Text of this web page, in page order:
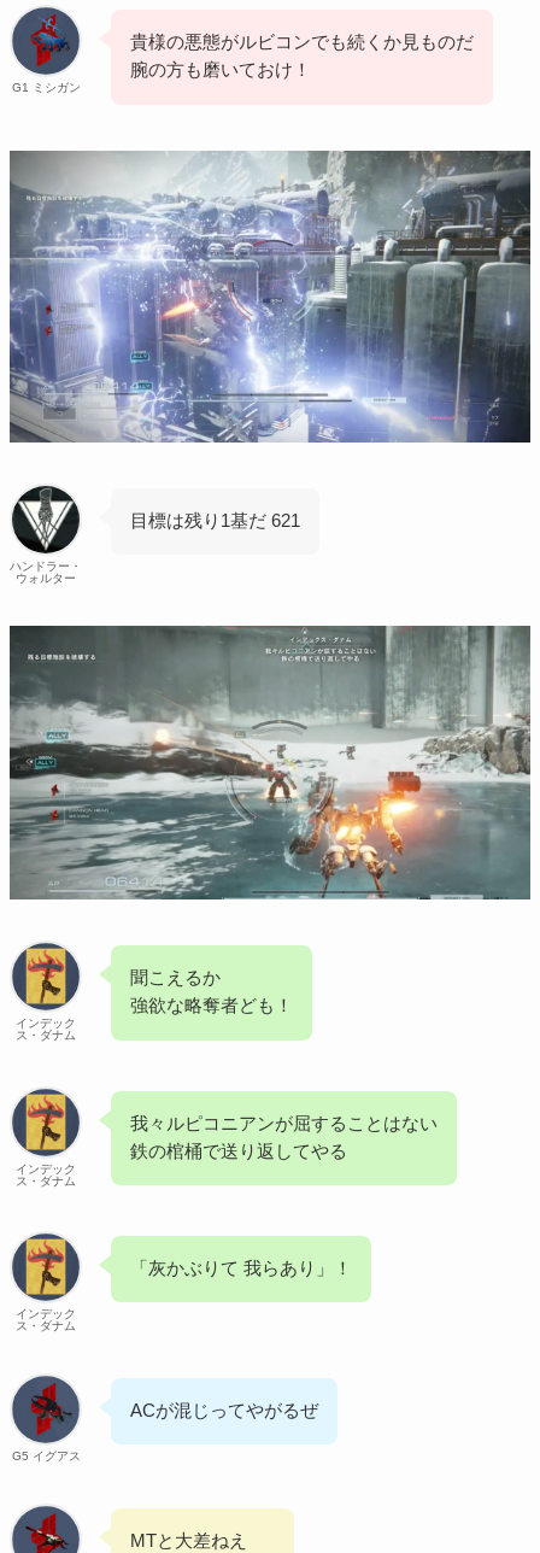
G1 ミシガン
貴様の悪態がルビコンでも続くか見ものだ
腕の方も磨いておけ！
ハンドラー・
ウォルター
目標は残り1基だ 621
インデック
ス・ダナム
聞こえるか
強欲な略奪者ども！
インデック
ス・ダナム
我々ルピコニアンが屈することはない
鉄の棺桶で送り返してやる
インデック
ス・ダナム
「灰かぶりて 我らあり」！
G5 イグアス
ACが混じってやがるぜ
MTと大差ねえ